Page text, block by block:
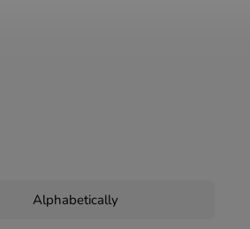
Alphabetically